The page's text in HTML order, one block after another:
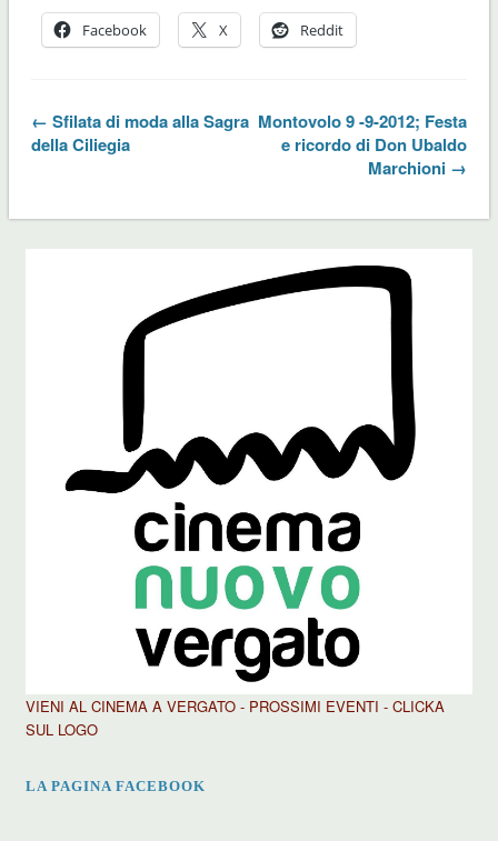
Facebook X Reddit
← Sfilata di moda alla Sagra
della Ciliegia
Montovolo 9 -9-2012; Festa
e ricordo di Don Ubaldo
Marchioni →
VIENI AL CINEMA A VERGATO - PROSSIMI EVENTI - CLICKA
SUL LOGO
LA PAGINA FACEBOOK